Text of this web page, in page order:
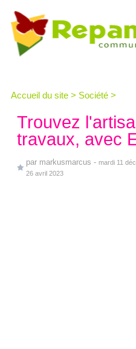
Accueil du site > Société >
Trouvez
travaux, avec
par markusmarcus - mardi 11
26 avril 2023